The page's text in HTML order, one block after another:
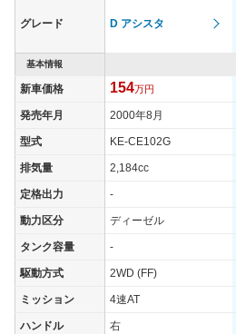
グレード D アシスタ
基本情報
新車価格 154万円
発売年月 2000年8月
型式 KE-CE102G
排気量 2,184cc
定格出力 -
動力区分 ディーゼル
タンク容量 -
駆動方式 2WD (FF)
ミッション 4速AT
ハンドル 右